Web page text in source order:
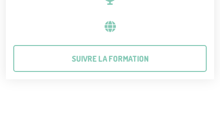
SUIVRE LA FORMATION